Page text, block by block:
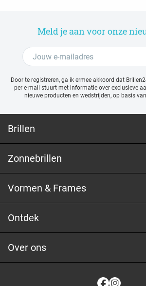
Meld je aan voor onze
Door te registreren, ga ik ermee akkoord dat
per e-mail stuurt met informatie over exclusieve
nieuwe producten en wedstrijden, op basis
Brillen
Zonnebrillen
Vormen & Frames
Ontdek
Over ons